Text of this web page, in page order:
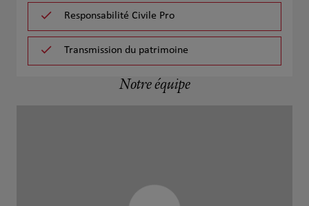
Responsabilité Civile Pro
Transmission du patrimoine
Notre équipe